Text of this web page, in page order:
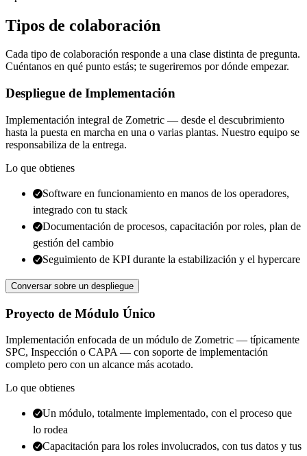
Tipos de colaboración
Cada tipo de colaboración responde a una clase distinta de pregunta.
Cuéntanos en qué punto estás; te sugeriremos por dónde empezar.
Despliegue de Implementación
Implementación integral de Zometric — desde el descubrimiento
hasta la puesta en marcha en una o varias plantas. Nuestro equipo se
responsabiliza de la entrega.
Lo que obtienes
Software en funcionamiento en manos de los operadores,
integrado con tu stack
Documentación de procesos, capacitación por roles, plan de
gestión del cambio
Seguimiento de KPI durante la estabilización y el hypercare
Conversar sobre un despliegue
Proyecto de Módulo Único
Implementación enfocada de un módulo de Zometric — típicamente
SPC, Inspección o CAPA — con soporte de implementación
completo pero con un alcance más acotado.
Lo que obtienes
Un módulo, totalmente implementado, con el proceso que
lo rodea
Capacitación para los roles involucrados, con tus datos y tus